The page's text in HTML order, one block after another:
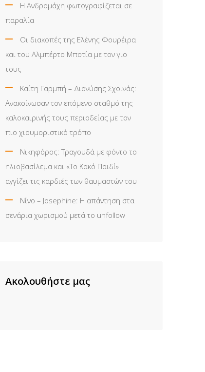
Η Ανδρομάχη φωτογραφίζεται σε
παραλία
Οι διακοπές της Ελένης Φουρέιρα
και του Αλμπέρτο Μποτία με τον γιο
τους
Καίτη Γαρμπή – Διονύσης Σχοινάς:
Ανακοίνωσαν τον επόμενο σταθμό της
καλοκαιρινής τους περιοδείας με τον
πιο χιουμοριστικό τρόπο
Νικηφόρος: Τραγουδά με φόντο το
ηλιοβασίλεμα και «Το Κακό Παιδί»
αγγίζει τις καρδιές των θαυμαστών του
Νίνο – Josephine: Η απάντηση στα
σενάρια χωρισμού μετά το unfollow
Ακολουθήστε μας